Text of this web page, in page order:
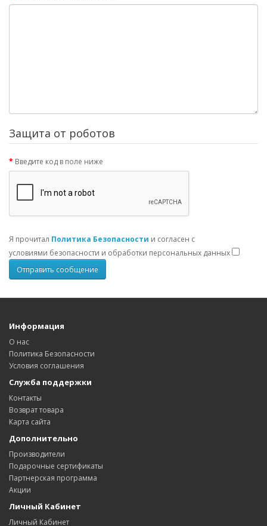
Защита от роботов
Введите код в поле ниже
Я прочитал Политика Безопасности и согласен с
условиями безопасности и обработки персональных данных
Информация
О нас
Политика Безопасности
Условия соглашения
Служба поддержки
Контакты
Возврат товара
Карта сайта
Дополнительно
Производители
Подарочные сертификаты
Партнерская программа
Акции
Личный Кабинет
Личный Кабинет